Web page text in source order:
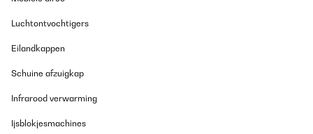
Luchtontvochtigers
Eilandkappen
Schuine afzuigkap
Infrarood verwarming
Ijsblokjesmachines